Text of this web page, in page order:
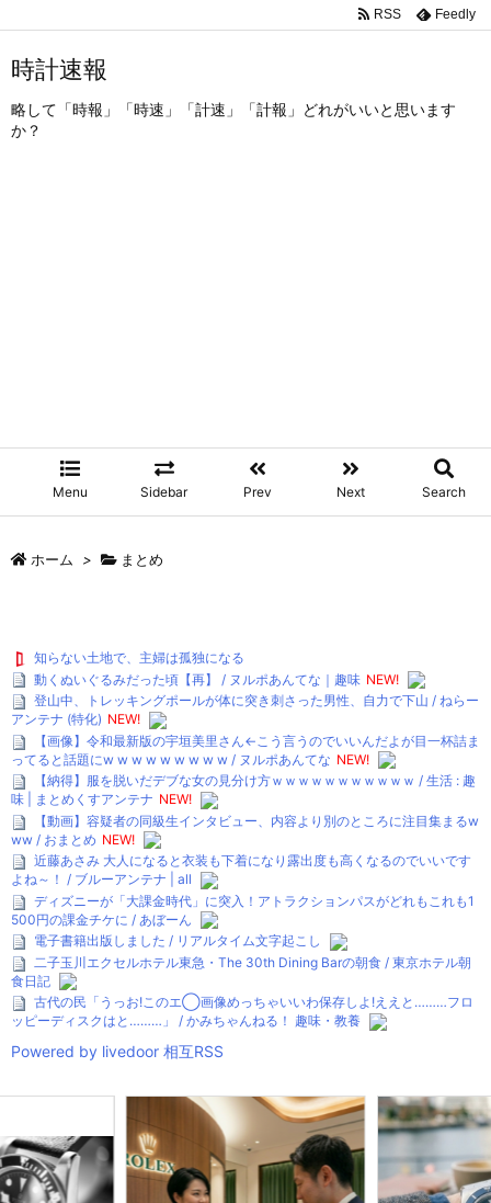
時計速報
略して「時報」「時速」「計速」「計報」どれがいいと思います
か？
Menu Sidebar Prev Next Search
RSS Feedly
ホーム > まとめ
知らない土地で、主婦は孤独になる
動くぬいぐるみだった頃【再】 / ヌルポあんてな｜趣味 NEW!
登山中、トレッキングポールが体に突き刺さった男性、自力で下山 / ねらー
アンテナ (特化) NEW!
【画像】令和最新版の宇垣美里さん←こう言うのでいいんだよが目一杯詰ま
ってると話題にw w w w w w w w w / ヌルポあんてな NEW!
【納得】服を脱いだデブな女の見分け方ｗｗｗｗｗｗｗｗｗｗｗ / 生活 : 趣
味 | まとめくすアンテナ NEW!
【動画】容疑者の同級生インタビュー、内容より別のところに注目集まるw
ww / おまとめ NEW!
近藤あさみ 大人になると衣装も下着になり露出度も高くなるのでいいです
よね～！ / ブルーアンテナ | all
ディズニーが「大課金時代」に突入！アトラクションパスがどれもこれも1
500円の課金チケに / あぼーん
電子書籍出版しました / リアルタイム文字起こし
二子玉川エクセルホテル東急・The 30th Dining Barの朝食 / 東京ホテル朝
食日記
古代の民「うっお!このエ◯画像めっちゃいいわ保存しよ!ええと………フロ
ッピーディスクはと………」 / かみちゃんねる！ 趣味・教養
Powered by livedoor 相互RSS